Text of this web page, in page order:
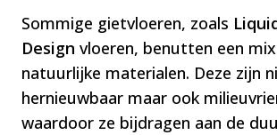
Sommige gietvloeren, zoals
Design vloeren, benutten een
natuurlijke materialen. Deze zijn
hernieuwbaar maar ook
waardoor ze bijdragen aan de